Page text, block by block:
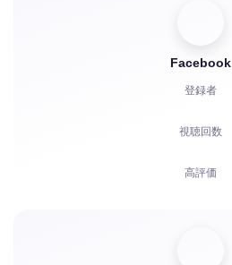
Facebook
登録者
視聴回数
高評価